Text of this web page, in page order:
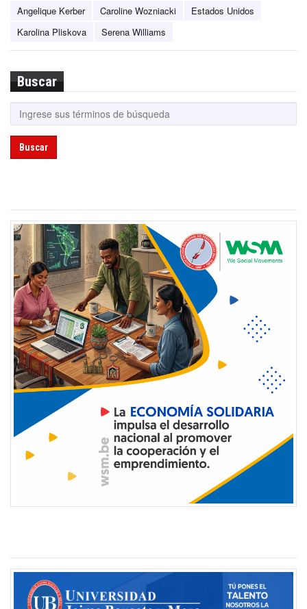
Angelique Kerber Caroline Wozniacki
Estados Unidos
Karolina Pliskova
Serena Williams
Buscar
Buscar